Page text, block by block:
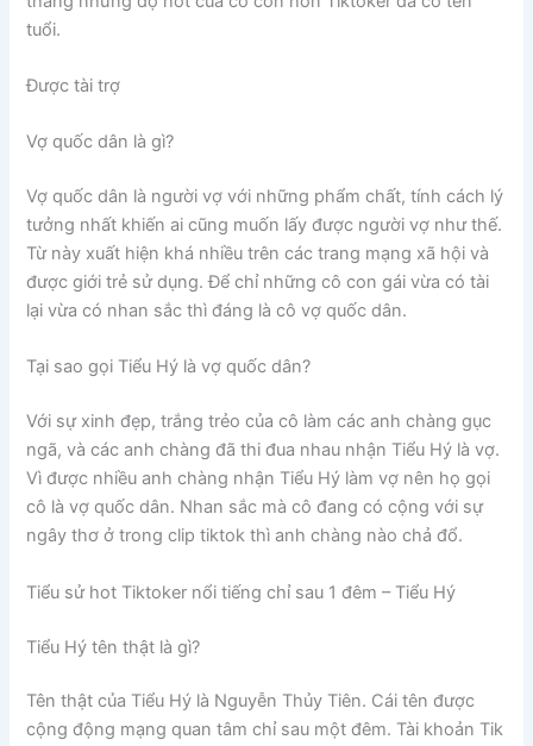
tuổi.
Được tài trợ
Vợ quốc dân là gì?
Vợ quốc dân là người vợ với những phẩm chất, tính cách lý
tưởng nhất khiến ai cũng muốn lấy được người vợ như thế.
Từ này xuất hiện khá nhiều trên các trang mạng xã hội và
được giới trẻ sử dụng. Để chỉ những cô con gái vừa có tài
lại vừa có nhan sắc thì đáng là cô vợ quốc dân.
Tại sao gọi Tiểu Hý là vợ quốc dân?
Với sự xinh đẹp, trắng trẻo của cô làm các anh chàng gục
ngã, và các anh chàng đã thi đua nhau nhận Tiểu Hý là vợ.
Vì được nhiều anh chàng nhận Tiểu Hý làm vợ nên họ gọi
cô là vợ quốc dân. Nhan sắc mà cô đang có cộng với sự
ngây thơ ở trong clip tiktok thì anh chàng nào chả đổ.
Tiểu sử hot Tiktoker nổi tiếng chỉ sau 1 đêm – Tiểu Hý
Tiểu Hý tên thật là gì?
Tên thật của Tiểu Hý là Nguyễn Thủy Tiên. Cái tên được
cộng động mạng quan tâm chỉ sau một đêm. Tài khoản Tik